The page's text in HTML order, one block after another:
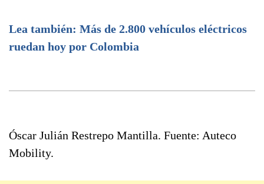
Lea también: Más de 2.800 vehículos eléctricos
ruedan hoy por Colombia
Óscar Julián Restrepo Mantilla. Fuente: Auteco
Mobility.